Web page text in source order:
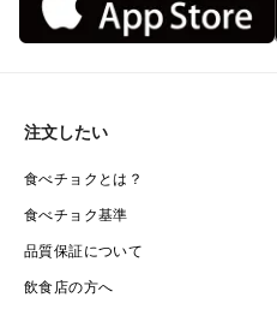
注文したい
食べチョクとは？
食べチョク基準
品質保証について
飲食店の方へ